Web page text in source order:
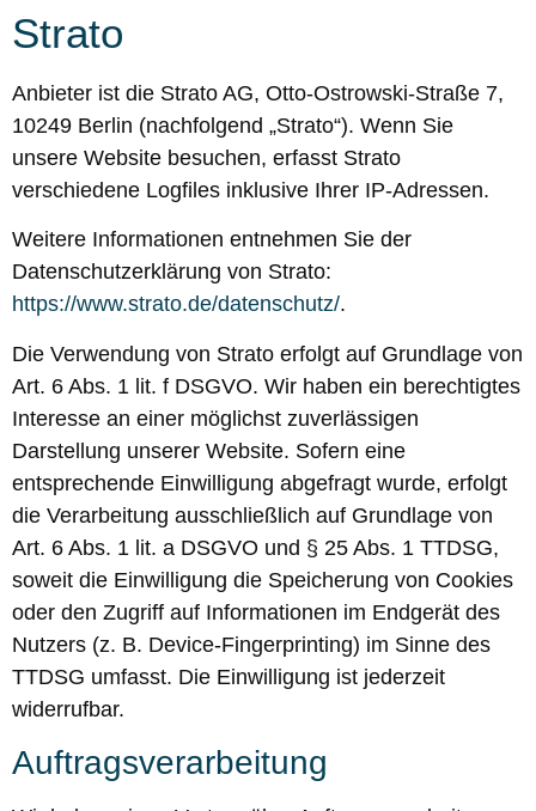
Strato
Anbieter ist die Strato AG, Otto-Ostrowski-Straße 7,
10249 Berlin (nachfolgend „Strato“). Wenn Sie
unsere Website besuchen, erfasst Strato
verschiedene Logfiles inklusive Ihrer IP-Adressen.
Weitere Informationen entnehmen Sie der
Datenschutzerklärung von Strato:
https://www.strato.de/datenschutz/.
Die Verwendung von Strato erfolgt auf Grundlage von
Art. 6 Abs. 1 lit. f DSGVO. Wir haben ein berechtigtes
Interesse an einer möglichst zuverlässigen
Darstellung unserer Website. Sofern eine
entsprechende Einwilligung abgefragt wurde, erfolgt
die Verarbeitung ausschließlich auf Grundlage von
Art. 6 Abs. 1 lit. a DSGVO und § 25 Abs. 1 TTDSG,
soweit die Einwilligung die Speicherung von Cookies
oder den Zugriff auf Informationen im Endgerät des
Nutzers (z. B. Device-Fingerprinting) im Sinne des
TTDSG umfasst. Die Einwilligung ist jederzeit
widerrufbar.
Auftragsverarbeitung